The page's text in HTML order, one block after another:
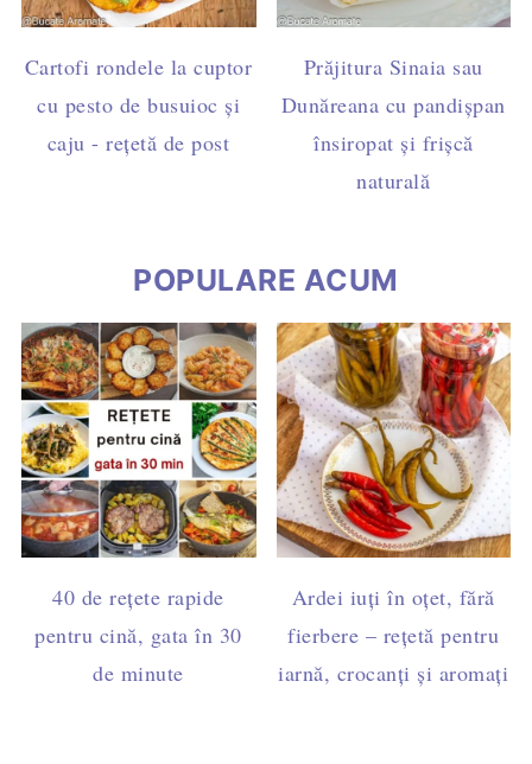
Cartofi rondele la cuptor
cu pesto de busuioc și
caju - rețetă de post
Prăjitura Sinaia sau
Dunăreana cu pandișpan
însiropat și frișcă
naturală
POPULARE ACUM
40 de rețete rapide
pentru cină, gata în 30
de minute
Ardei iuți în oțet, fără
fierbere – rețetă pentru
iarnă, crocanți și aromați